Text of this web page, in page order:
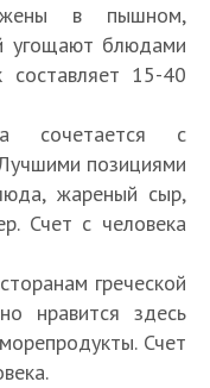
в пышном,
угощают блюдами
составляет 15-40
сочетается с
позициями
жареный сыр,
Счет с человека
греческой
нравится здесь
Счет